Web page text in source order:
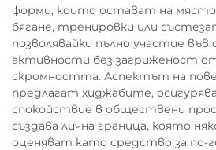
форми, които остават на
бягане, тренировки или
позволявайки пълно участие във
активности без загриженост
скромността. Аспектът на
предлагат хиджабите,
спокойствие в обществени
създава лична граница, която
оценяват като средство за по-